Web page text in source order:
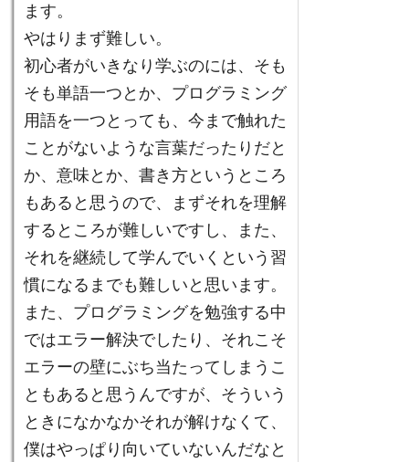
ます。
やはりまず難しい。
初心者がいきなり学ぶのには、そも
そも単語一つとか、プログラミング
用語を一つとっても、今まで触れた
ことがないような言葉だったりだと
か、意味とか、書き方というところ
もあると思うので、まずそれを理解
するところが難しいですし、また、
それを継続して学んでいくという習
慣になるまでも難しいと思います。
また、プログラミングを勉強する中
ではエラー解決でしたり、それこそ
エラーの壁にぶち当たってしまうこ
ともあると思うんですが、そういう
ときになかなかそれが解けなくて、
僕はやっぱり向いていないんだなと